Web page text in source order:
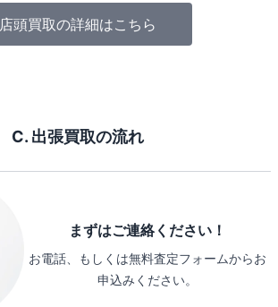
店頭買取の詳細はこちら
C. 出張買取の流れ
まずはご連絡ください！
お電話、もしくは無料査定フォームからお
申込みください。